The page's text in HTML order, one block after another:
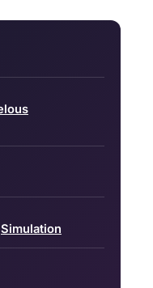
Simulation